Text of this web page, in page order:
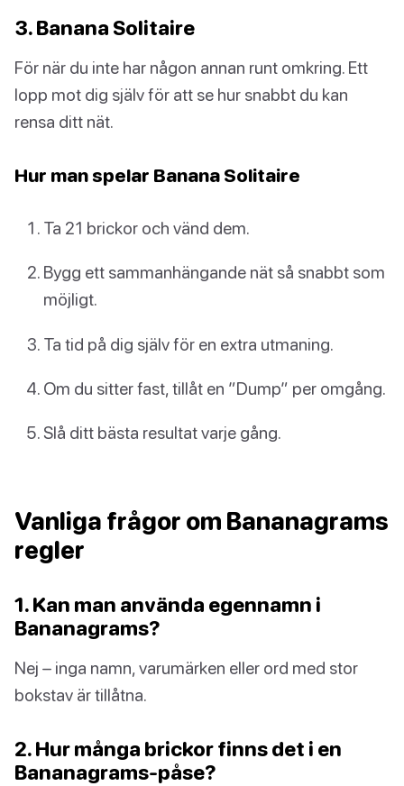
3. Banana Solitaire
För när du inte har någon annan runt omkring. Ett
lopp mot dig själv för att se hur snabbt du kan
rensa ditt nät.
Hur man spelar Banana Solitaire
Ta 21 brickor och vänd dem.
Bygg ett sammanhängande nät så snabbt som
möjligt.
Ta tid på dig själv för en extra utmaning.
Om du sitter fast, tillåt en ”Dump” per omgång.
Slå ditt bästa resultat varje gång.
Vanliga frågor om Bananagrams
regler
1. Kan man använda egennamn i
Bananagrams?
Nej – inga namn, varumärken eller ord med stor
bokstav är tillåtna.
2. Hur många brickor finns det i en
Bananagrams-påse?